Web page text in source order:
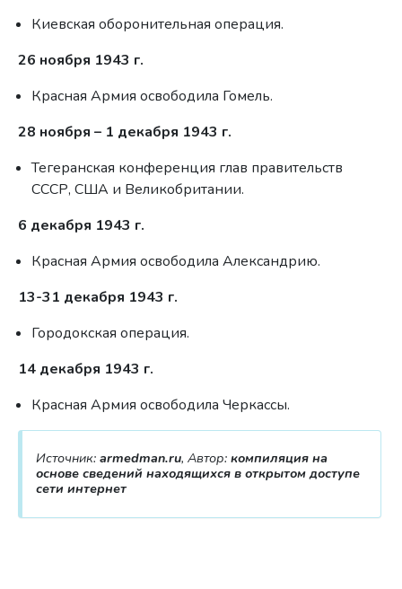
Киевская оборонительная операция.
26 ноября 1943 г.
Красная Армия освободила Гомель.
28 ноября – 1 декабря 1943 г.
Тегеранская конференция глав правительств
СССР, США и Великобритании.
6 декабря 1943 г.
Красная Армия освободила Александрию.
13-31 декабря 1943 г.
Городокская операция.
14 декабря 1943 г.
Красная Армия освободила Черкассы.
Источник: armedman.ru, Автор: компиляция на
основе сведений находящихся в открытом доступе
сети интернет